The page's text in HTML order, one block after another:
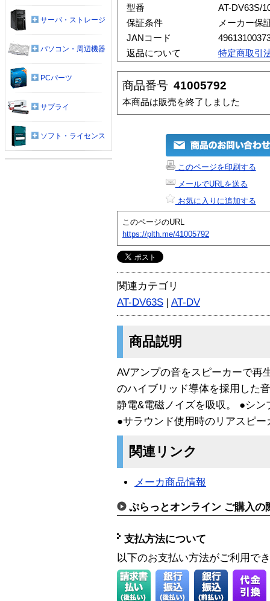
型番
AT-DV63S/
保証条件
メーカー保
JANコード
返品について
特定商取引
商品番号 41005792
本商品は販売を終了しました
このページを印刷する
メールでURLを送る
お気に入りに追加する
このページのURL
https://plth.me/41005792
関連カテゴリ
AT-DV63S | AT-DV
商品説明
AVアンプの音をスピーカーで再
のハイブリッド導体を採用した
静電&電磁ノイズを吸収。 ●シ
●サラウンド使用時のリアスピー
関連リンク
メーカ商品情報
ぷらっとオンライン ご購入の
支払方法について
以下のお支払い方法がご利用で
サーバ・ストレージ
パソコン・周辺機器
PCパーツ
サプライ
ソフト・ライセンス